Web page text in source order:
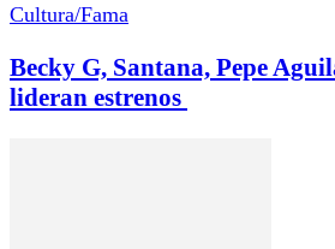
Cultura/Fama
Becky G, Santana, Pepe
lideran estrenos